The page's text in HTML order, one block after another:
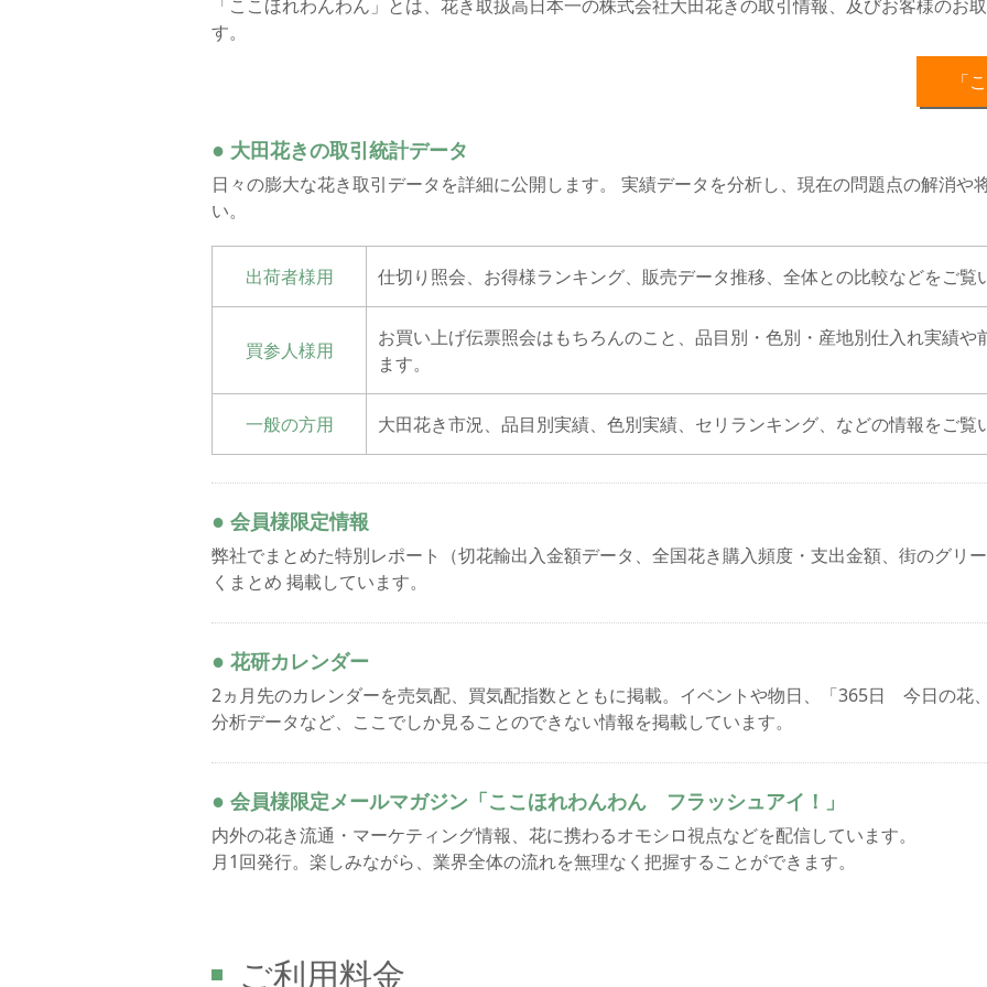
「ここほれわんわん」とは、花き取扱高日本一の株式会社大田花きの取引情報、及びお客様のお
す。
「
● 大田花きの取引統計データ
日々の膨大な花き取引データを詳細に公開します。 実績データを分析し、現在の問題点の解消や
い。
出荷者様用 仕切り照会、お得様ランキング、販売データ推移、全体との比較などをご覧
買参人様用
お買い上げ伝票照会はもちろんのこと、品目別・色別・産地別仕入れ実績
ます。
一般の方用 大田花き市況、品目別実績、色別実績、セリランキング、などの情報をご覧
● 会員様限定情報
弊社でまとめた特別レポート（切花輸出入金額データ、全国花き購入頻度・支出金額、街のグリ
くまとめ 掲載しています。
● 花研カレンダー
2ヵ月先のカレンダーを売気配、買気配指数とともに掲載。イベントや物日、「365日 今日の花
分析データなど、ここでしか見ることのできない情報を掲載しています。
● 会員様限定メールマガジン「ここほれわんわん フラッシュアイ！」
内外の花き流通・マーケティング情報、花に携わるオモシロ視点などを配信しています。
月1回発行。楽しみながら、業界全体の流れを無理なく把握することができます。
ご利用料金